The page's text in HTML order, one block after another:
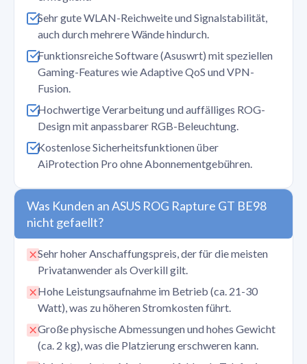
Sehr gute WLAN-Reichweite und Signalstabilität,
auch durch mehrere Wände hindurch.
Funktionsreiche Software (Asuswrt) mit speziellen
Gaming-Features wie Adaptive QoS und VPN-
Fusion.
Hochwertige Verarbeitung und auffälliges ROG-
Design mit anpassbarer RGB-Beleuchtung.
Kostenlose Sicherheitsfunktionen über
AiProtection Pro ohne Abonnementgebühren.
Was Kunden an ASUS ROG Rapture GT BE98
nicht gefaellt?
Sehr hoher Anschaffungspreis, der für die meisten
Privatanwender als Overkill gilt.
Hohe Leistungsaufnahme im Betrieb (ca. 21-30
Watt), was zu höheren Stromkosten führt.
Große physische Abmessungen und hohes Gewicht
(ca. 2 kg), was die Platzierung erschweren kann.